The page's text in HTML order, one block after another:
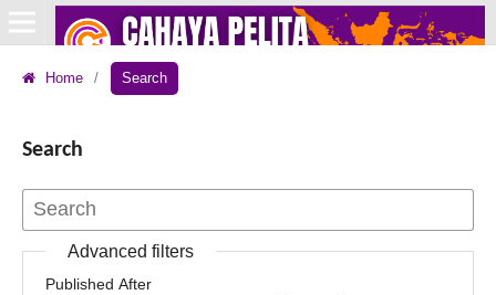
Home / Search
Search
Advanced filters
Published After